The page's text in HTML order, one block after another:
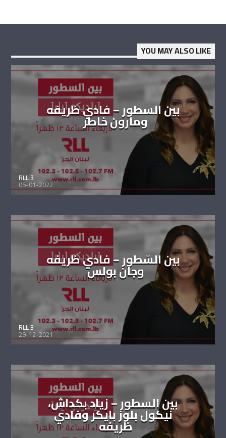
YOU MAY ALSO LIKE
بين السطور – فادي ظريفه
ومارون خاطر
RLL 3
05-01-2022
بين السّطور – فادي ظريفه
وجان بولس
RLL 3
29-12-2021
بين السطور – زياد بكداش،
نيكول بَلوز بايكر وفادي
ظريفه